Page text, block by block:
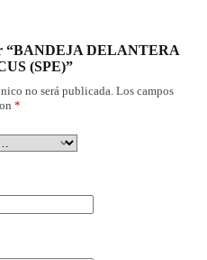
“BANDEJA DELANTERA
(SPE)”
no será publicada. Los campos
*